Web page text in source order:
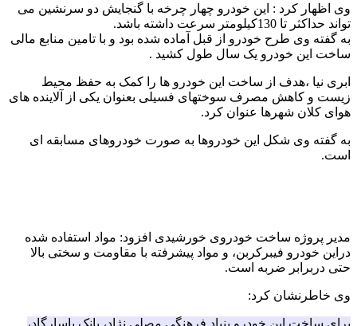
وی اظهار کرد : این خودرو چهار چرخه با گنجایش دو سرنشین می
تواند حداکثر تا 130کیلومتر سرعت داشته باشد.
به گفته وی طرح خودرو از قبل آماده شده بود و با تامین منابع مالی
ساخت این خودرو یک سال طول کشید .
ابری نیا ،هدف از ساخت این خودرو ها را کمک به حفظ محیط
زیست و کاهش مصرف سوختهای فسیلی بعنوان یکی از آلاینده های
هوای کلان شهرها عنوان کرد.
به گفته وی شکل این خودروها به صورت خودروهای مسابقه ای
است.
مدیر پروژه ساخت خودروی خورشیدی افزود: مواد استفاده شده
دراین خودرو فیبرکربن، و مواد پیشرفته با مقاومت و سختی بالا
حتی دربرابر ضربه است.
وی خاطرنشان کرد:
برای ساخت این خودرو بنیاد فرهنگی مصلی نژاد، بانک پاسارگاد،